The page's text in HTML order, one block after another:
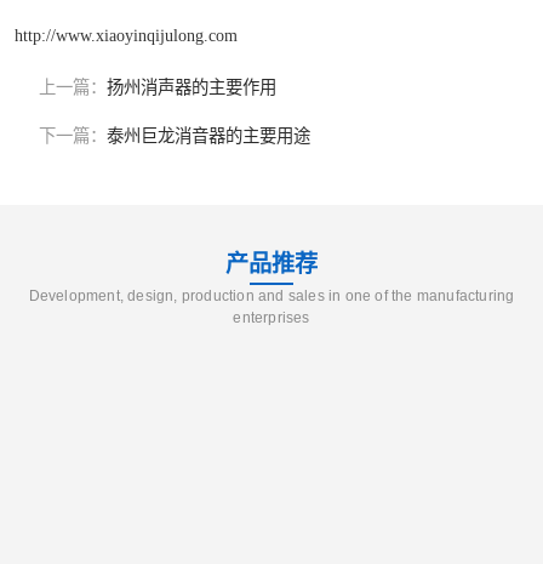
http://www.xiaoyinqijulong.com
上一篇： 扬州消声器的主要作用
下一篇： 泰州巨龙消音器的主要用途
产品推荐
Development, design, production and sales in one of the manufacturing
enterprises